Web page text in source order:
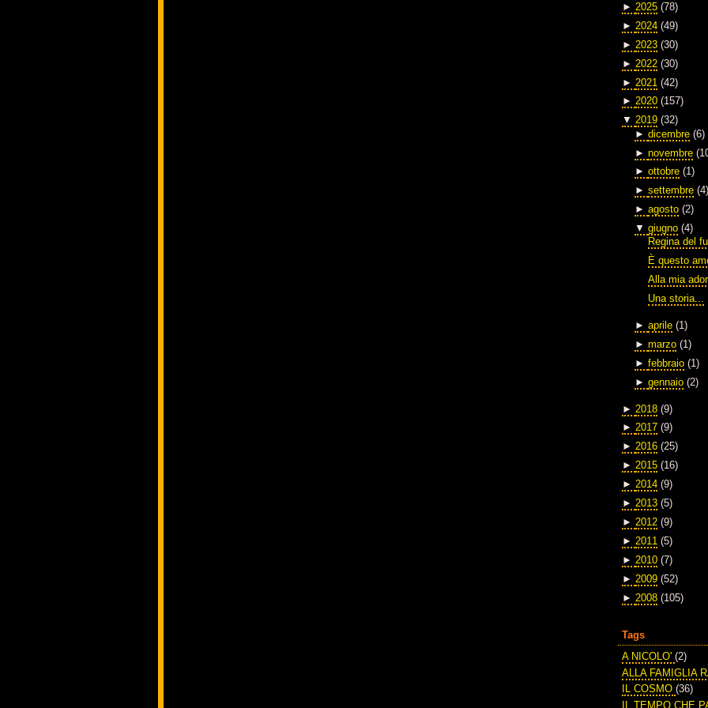
► 2025 (78)
► 2024 (49)
► 2023 (30)
► 2022 (30)
► 2021 (42)
► 2020 (157)
▼ 2019 (32)
► dicembre (6)
► novembre
► ottobre (1)
► settembre (4)
► agosto (2)
▼ giugno (4)
Regina del
È questo
Alla mia
Una storia...
► aprile (1)
► marzo (1)
► febbraio (1)
► gennaio (2)
► 2018 (9)
► 2017 (9)
► 2016 (25)
► 2015 (16)
► 2014 (9)
► 2013 (5)
► 2012 (9)
► 2011 (5)
► 2010 (7)
► 2009 (52)
► 2008 (105)
Tags
A NICOLO' (2)
ALLA FAMIGLIA
IL COSMO (36)
IL TEMPO CHE